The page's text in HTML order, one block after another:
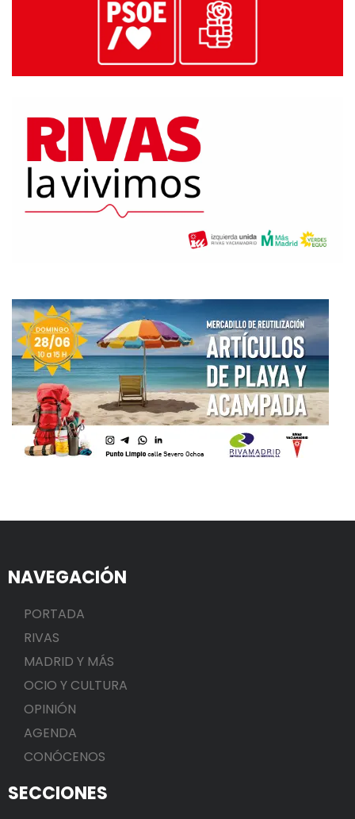
NAVEGACIÓN
PORTADA
RIVAS
MADRID Y MÁS
OCIO Y CULTURA
OPINIÓN
AGENDA
CONÓCENOS
SECCIONES